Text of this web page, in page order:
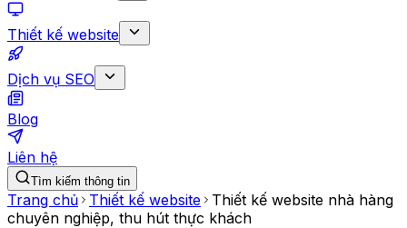
Thiết kế website
Dịch vụ SEO
Blog
Liên hệ
Tìm kiếm thông tin
Trang chủ Thiết kế website
Thiết kế website nhà hàng
chuyên nghiệp, thu hút thực khách